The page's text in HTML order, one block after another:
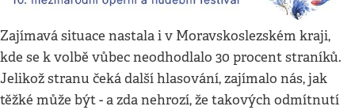
Zajímavá situace nastala i v Moravskoslezském kraji,
kde se k volbě vůbec neodhodlalo 30 procent straníků.
Jelikož stranu čeká další hlasování, zajímalo nás, jak
těžké může být - a zda nehrozí, že takových odmítnutí